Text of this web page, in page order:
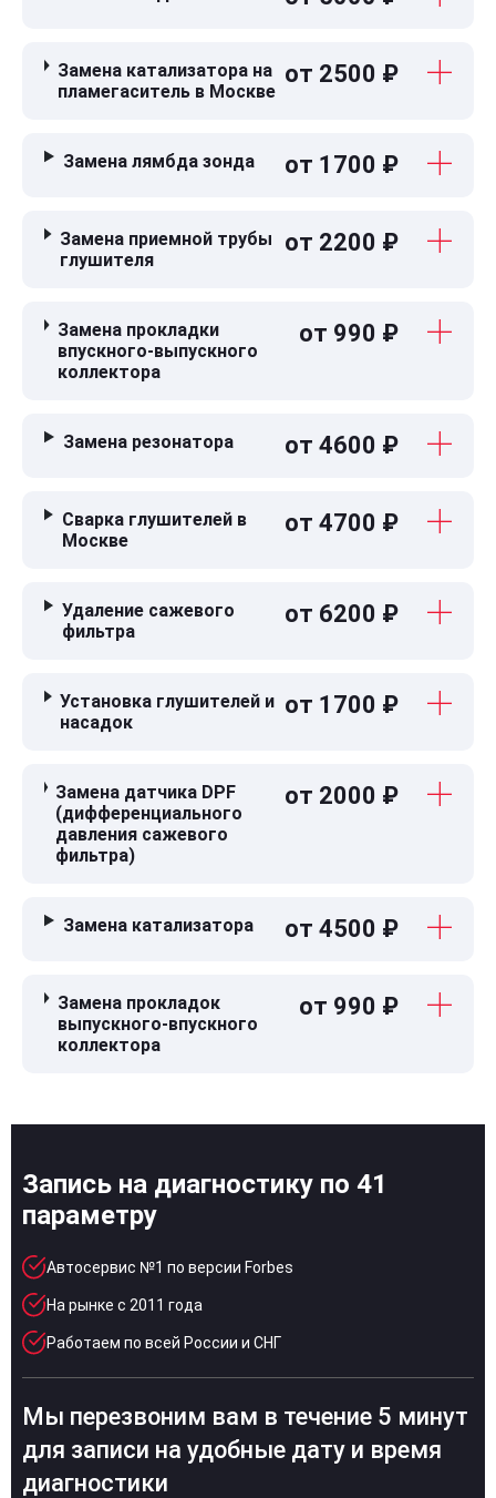
Замена катализатора на
пламегаситель в Москве
от 2500 ₽
Замена лямбда зонда от 1700 ₽
Замена приемной трубы
глушителя
от 2200 ₽
Замена прокладки
впускного-выпускного
коллектора
от 990 ₽
Замена резонатора от 4600 ₽
Сварка глушителей в
Москве
от 4700 ₽
Удаление сажевого
фильтра
от 6200 ₽
Установка глушителей и
насадок
от 1700 ₽
Замена датчика DPF
(дифференциального
давления сажевого
фильтра)
от 2000 ₽
Замена катализатора от 4500 ₽
Замена прокладок
выпускного-впускного
коллектора
от 990 ₽
Запись на диагностику по 41
параметру
Автосервис №1 по версии Forbes
На рынке с 2011 года
Работаем по всей России и СНГ
Мы перезвоним вам в течение 5 минут
для записи на удобные дату и время
диагностики